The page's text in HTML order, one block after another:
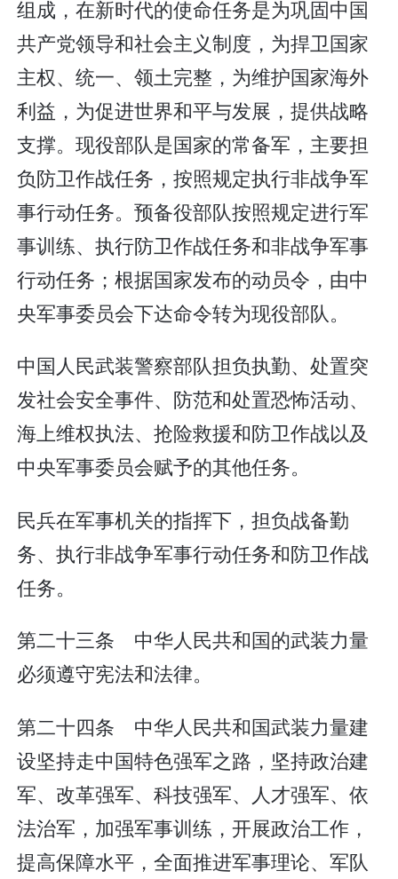
组成，在新时代的使命任务是为巩固中国
共产党领导和社会主义制度，为捍卫国家
主权、统一、领土完整，为维护国家海外
利益，为促进世界和平与发展，提供战略
支撑。现役部队是国家的常备军，主要担
负防卫作战任务，按照规定执行非战争军
事行动任务。预备役部队按照规定进行军
事训练、执行防卫作战任务和非战争军事
行动任务；根据国家发布的动员令，由中
央军事委员会下达命令转为现役部队。
中国人民武装警察部队担负执勤、处置突
发社会安全事件、防范和处置恐怖活动、
海上维权执法、抢险救援和防卫作战以及
中央军事委员会赋予的其他任务。
民兵在军事机关的指挥下，担负战备勤
务、执行非战争军事行动任务和防卫作战
任务。
第二十三条 中华人民共和国的武装力量
必须遵守宪法和法律。
第二十四条 中华人民共和国武装力量建
设坚持走中国特色强军之路，坚持政治建
军、改革强军、科技强军、人才强军、依
法治军，加强军事训练，开展政治工作，
提高保障水平，全面推进军事理论、军队